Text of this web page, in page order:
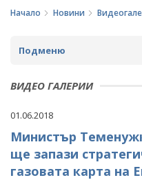
Начало Новини
Подменю
НОВИНИ
ПРЕДСТОЯЩИ СЪБИТИЯ
ЗА ОБЩЕСТВЕНО
ПРОЕКТИ ЗА
ИНТЕРВЮТА
ВИДЕО ГАЛЕРИИ
01.06.2018
Министър
ще запази
газовата карта на